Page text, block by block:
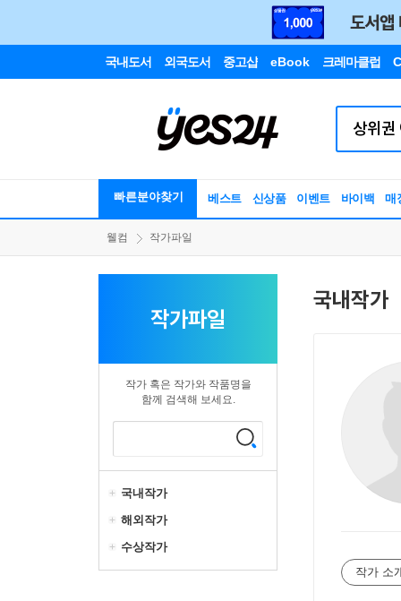
국내도서 외국도서 중고샵 eBook 크레마클럽
빠른분야찾기 베스트 신상품 이벤트 바이백 매
웰컴 작가파일
작가파일
작가 혹은 작가와 작품명을
함께 검색해 보세요.
국내작가
해외작가
수상작가
국내작가
작가 소